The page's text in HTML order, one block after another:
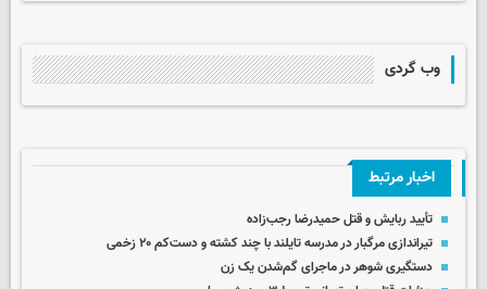
وب گردی
اخبار مرتبط
تأیید ربایش و قتل حمیدرضا رجب‌زاده
تیراندازی مرگبار در مدرسه‌ تایلند با چند کشته و دست‌کم ۲۰ زخمی
دستگیری شوهر در ماجرای گم‌شدن یک زن